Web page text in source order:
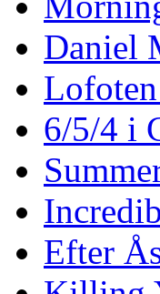
Daniel
6/5/4 i
Efter